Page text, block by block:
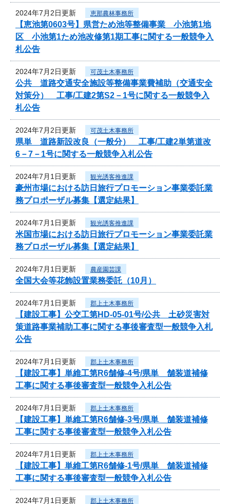
2024年7月2日更新 恵那農林事務所
【恵池第0603号】県営ため池等整備事業 小池第1地
区 小池第1ため池改修第1期工事に関する一般競争入
札公告
2024年7月2日更新 可茂土木事務所
公共 道路交通安全施設等整備事業費補助（交通安全
対策分） 工事/工建2第S2－1号に関する一般競争入
札公告
2024年7月2日更新 可茂土木事務所
県単 道路新設改良（一般分） 工事/工建2単第道改
6－7－1号に関する一般競争入札公告
2024年7月1日更新 観光誘客推進課
豪州市場における訪日旅行プロモーション事業委託業
務プロポーザル募集【選定結果】
2024年7月1日更新 観光誘客推進課
米国市場における訪日旅行プロモーション事業委託業
務プロポーザル募集【選定結果】
2024年7月1日更新 農産園芸課
全国大会等花飾設置業務委託（10月）
2024年7月1日更新 郡上土木事務所
【建設工事】公交工第HD-05-01号/公共 土砂災害対
策道路事業補助工事に関する事後審査型一般競争入札
公告
2024年7月1日更新 郡上土木事務所
【建設工事】単維工第R6舗修-4号/県単 舗装道補修
工事に関する事後審査型一般競争入札公告
2024年7月1日更新 郡上土木事務所
【建設工事】単維工第R6舗修-3号/県単 舗装道補修
工事に関する事後審査型一般競争入札公告
2024年7月1日更新 郡上土木事務所
【建設工事】単維工第R6舗修-1号/県単 舗装道補修
工事に関する事後審査型一般競争入札公告
2024年7月1日更新 郡上土木事務所